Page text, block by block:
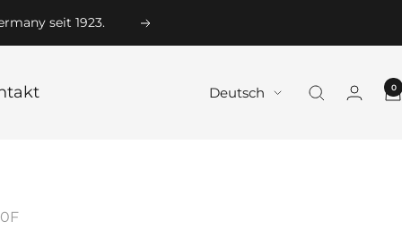
seit 1923.
Weiter
Sprache
Deutsch 0